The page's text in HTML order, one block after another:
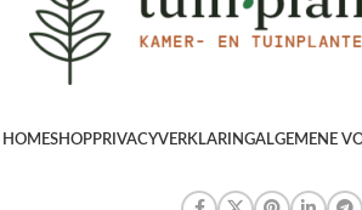
HOMESHOPPRIVACYVERKLARINGALGEMENE